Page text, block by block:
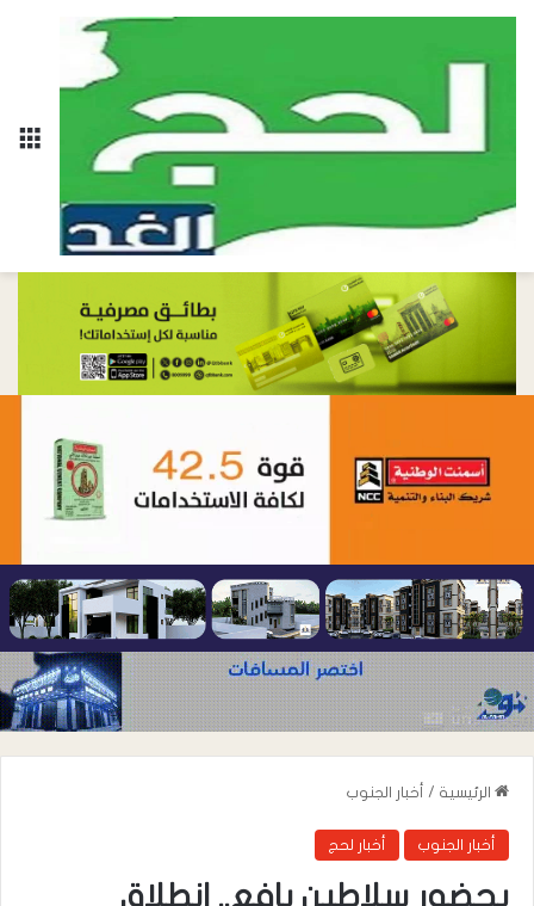
الرئيسية / أخبار الجنوب
أخبار الجنوب أخبار لحج
بحضور سلاطين يافع.. انطلاق